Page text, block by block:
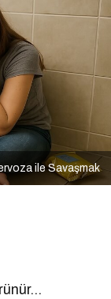
ile Savaşmak